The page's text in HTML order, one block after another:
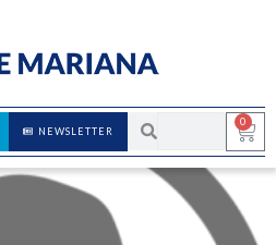
0
NEWSLETTER